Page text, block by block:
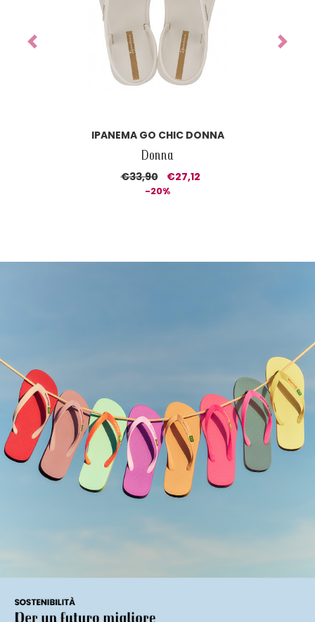
IPANEMA CLASS DREAMY SANDAL DONNA
Donna
€37,90 €26,53
-30%
Previous Next